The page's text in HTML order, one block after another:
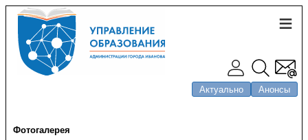
Актуально Анонсы
Фотогалерея